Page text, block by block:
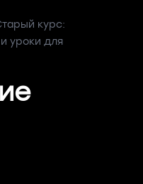
курс:
уроки для